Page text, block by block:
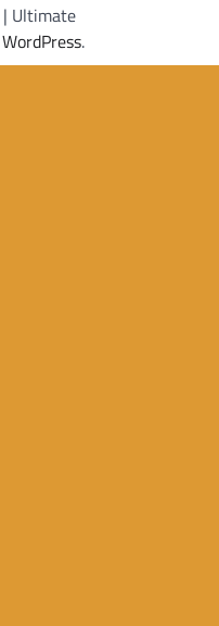
| Ultimate
WordPress.